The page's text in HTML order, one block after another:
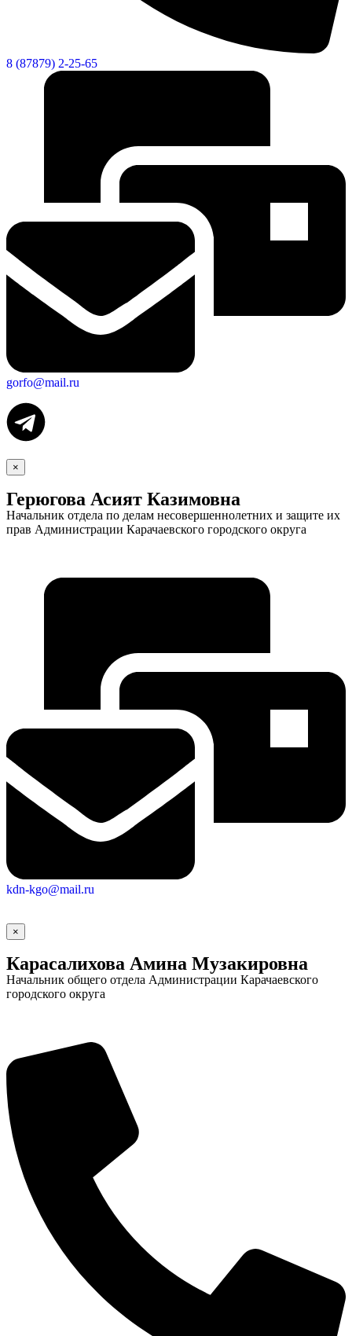
8 (87879) 2-25-65
gorfo@mail.ru
×
Герюгова Асият Казимовна
Начальник отдела по делам несовершеннолетних и защите их
прав Администрации Карачаевского городского округа
kdn-kgo@mail.ru
×
Карасалихова Амина Музакировна
Начальник общего отдела Администрации Карачаевского
городского округа